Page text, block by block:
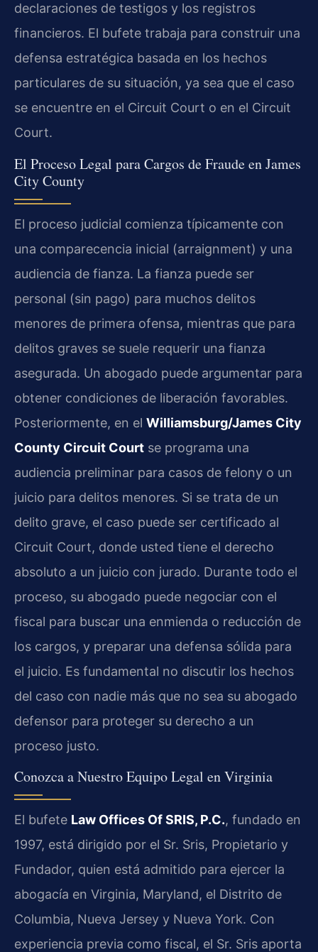
declaraciones de testigos y los registros
financieros. El bufete trabaja para construir una
defensa estratégica basada en los hechos
particulares de su situación, ya sea que el caso
se encuentre en el Circuit Court o en el Circuit
Court.
El Proceso Legal para Cargos de Fraude en James
City County
El proceso judicial comienza típicamente con
una comparecencia inicial (arraignment) y una
audiencia de fianza. La fianza puede ser
personal (sin pago) para muchos delitos
menores de primera ofensa, mientras que para
delitos graves se suele requerir una fianza
asegurada. Un abogado puede argumentar para
obtener condiciones de liberación favorables.
Posteriormente, en el Williamsburg/James City
County Circuit Court se programa una
audiencia preliminar para casos de felony o un
juicio para delitos menores. Si se trata de un
delito grave, el caso puede ser certificado al
Circuit Court, donde usted tiene el derecho
absoluto a un juicio con jurado. Durante todo el
proceso, su abogado puede negociar con el
fiscal para buscar una enmienda o reducción de
los cargos, y preparar una defensa sólida para
el juicio. Es fundamental no discutir los hechos
del caso con nadie más que no sea su abogado
defensor para proteger su derecho a un
proceso justo.
Conozca a Nuestro Equipo Legal en Virginia
El bufete Law Offices Of SRIS, P.C., fundado en
1997, está dirigido por el Sr. Sris, Propietario y
Fundador, quien está admitido para ejercer la
abogacía en Virginia, Maryland, el Distrito de
Columbia, Nueva Jersey y Nueva York. Con
experiencia previa como fiscal, el Sr. Sris aporta